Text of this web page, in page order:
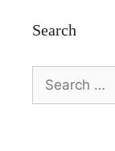
Search
Search
for: